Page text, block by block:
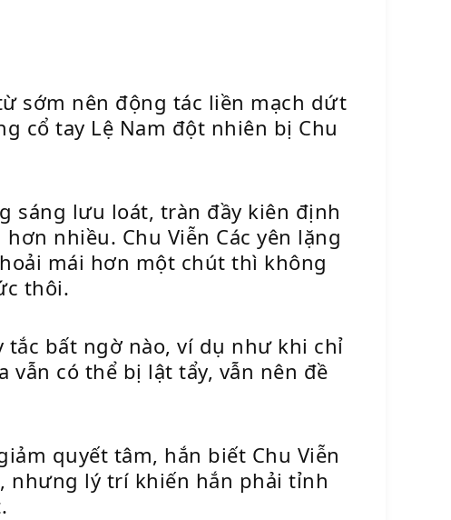
sớm nên động tác liền mạch dứt
cổ tay Lệ Nam đột nhiên bị Chu
sáng lưu loát, tràn đầy kiên định
nhiều. Chu Viễn Các yên lặng
mái hơn một chút thì không
thôi.
tắc bất ngờ nào, ví dụ như khi chỉ
có thể bị lật tẩy, vẫn nên đề
quyết tâm, hắn biết Chu Viễn
nhưng lý trí khiến hắn phải tỉnh